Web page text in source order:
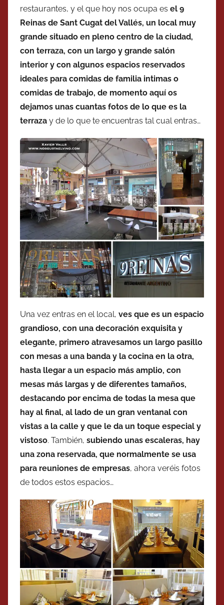
restaurantes, y el que hoy nos ocupa es el 9
Reinas de Sant Cugat del Vallés, un local muy
grande situado en pleno centro de la ciudad,
con terraza, con un largo y grande salón
interior y con algunos espacios reservados
ideales para comidas de familia intimas o
comidas de trabajo, de momento aquí os
dejamos unas cuantas fotos de lo que es la
terraza y de lo que te encuentras tal cual entras…
Una vez entras en el local, ves que es un espacio
grandioso, con una decoración exquisita y
elegante, primero atravesamos un largo pasillo
con mesas a una banda y la cocina en la otra,
hasta llegar a un espacio más amplio, con
mesas más largas y de diferentes tamaños,
destacando por encima de todas la mesa que
hay al final, al lado de un gran ventanal con
vistas a la calle y que le da un toque especial y
vistoso. También, subiendo unas escaleras, hay
una zona reservada, que normalmente se usa
para reuniones de empresas, ahora veréis fotos
de todos estos espacios…